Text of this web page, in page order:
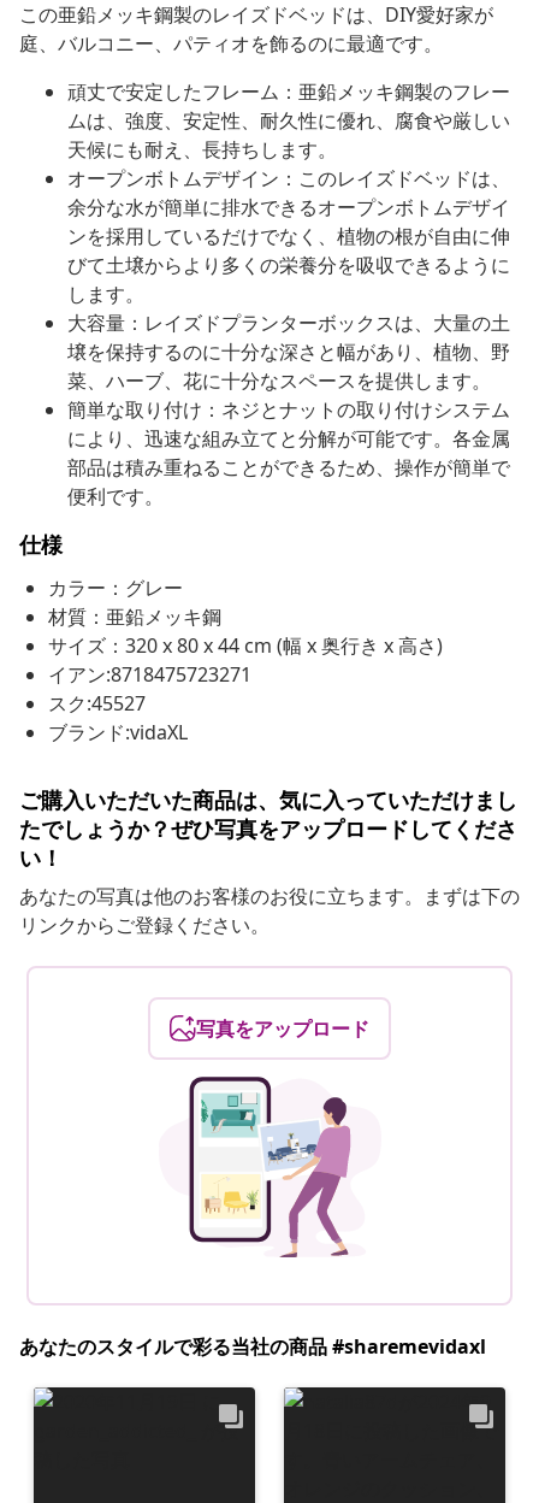
この亜鉛メッキ鋼製のレイズドベッドは、DIY愛好家が
庭、バルコニー、パティオを飾るのに最適です。
頑丈で安定したフレーム：亜鉛メッキ鋼製のフレー
ムは、強度、安定性、耐久性に優れ、腐食や厳しい
天候にも耐え、長持ちします。
オープンボトムデザイン：このレイズドベッドは、
余分な水が簡単に排水できるオープンボトムデザイ
ンを採用しているだけでなく、植物の根が自由に伸
びて土壌からより多くの栄養分を吸収できるように
します。
大容量：レイズドプランターボックスは、大量の土
壌を保持するのに十分な深さと幅があり、植物、野
菜、ハーブ、花に十分なスペースを提供します。
簡単な取り付け：ネジとナットの取り付けシステム
により、迅速な組み立てと分解が可能です。各金属
部品は積み重ねることができるため、操作が簡単で
便利です。
仕様
カラー：グレー
材質：亜鉛メッキ鋼
サイズ：320 x 80 x 44 cm (幅 x 奥行き x 高さ)
イアン:8718475723271
スク:45527
ブランド:vidaXL
ご購入いただいた商品は、気に入っていただけまし
たでしょうか？ぜひ写真をアップロードしてくださ
い！
あなたの写真は他のお客様のお役に立ちます。まずは下の
リンクからご登録ください。
写真をアップロード
あなたのスタイルで彩る当社の商品 #sharemevidaxl